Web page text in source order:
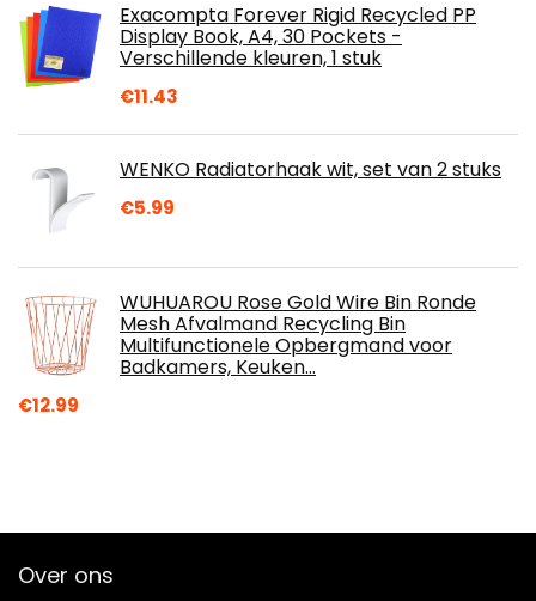
Exacompta Forever Rigid Recycled PP
Display Book, A4, 30 Pockets -
Verschillende kleuren, 1 stuk
€11.43
WENKO Radiatorhaak wit, set van 2 stuks
€5.99
WUHUAROU Rose Gold Wire Bin Ronde
Mesh Afvalmand Recycling Bin
Multifunctionele Opbergmand voor
Badkamers, Keuken…
€12.99
Over ons